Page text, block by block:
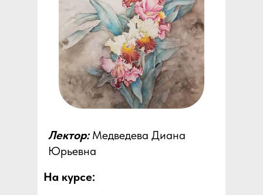
На курсе:
Лектор: Медведева Диана
Юрьевна